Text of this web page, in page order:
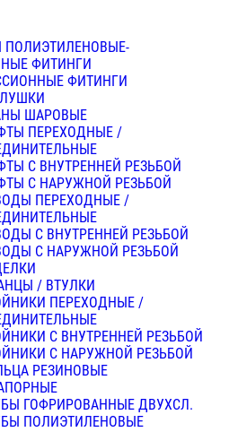
ПОЛИЭТИЛЕНОВЫЕ-
ФИТИНГИ
ФИТИНГИ
ШАРОВЫЕ
ПЕРЕХОДНЫЕ /
С ВНУТРЕННЕЙ РЕЗЬБОЙ
С НАРУЖНОЙ РЕЗЬБОЙ
ПЕРЕХОДНЫЕ /
С ВНУТРЕННЕЙ РЕЗЬБОЙ
С НАРУЖНОЙ РЕЗЬБОЙ
/ ВТУЛКИ
ПЕРЕХОДНЫЕ /
С ВНУТРЕННЕЙ РЕЗЬБОЙ
С НАРУЖНОЙ РЕЗЬБОЙ
РЕЗИНОВЫЕ
ГОФРИРОВАННЫЕ ДВУХСЛ.
ПОЛИЭТИЛЕНОВЫЕ